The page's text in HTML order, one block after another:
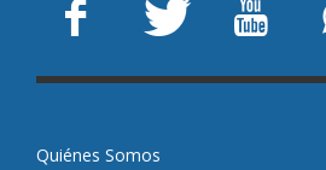
Quiénes Somos